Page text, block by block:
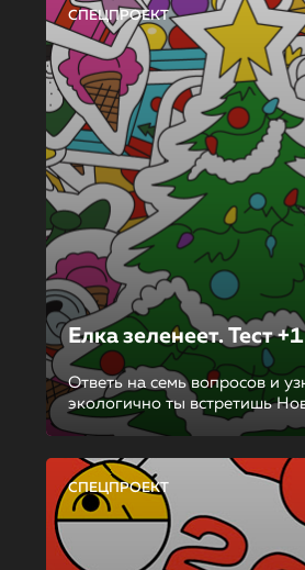
СПЕЦПРОЕКТ
Елка зеленеет. Тест +1
Ответь на семь вопросов и
экологично ты встретишь
СПЕЦПРОЕКТ